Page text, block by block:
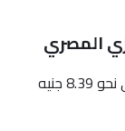
المصري
سجل الدرهم الإماراتي في البنك المركزي المصري نحو 8.39 جنيه